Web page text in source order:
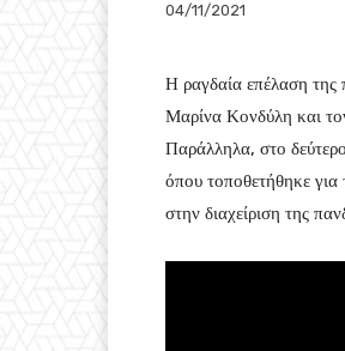
04/11/2021
Η ραγδαία επέλαση της
Μαρίνα Κονδύλη και
Παράλληλα, στο
όπου τοποθετήθηκε για
στην διαχείριση της